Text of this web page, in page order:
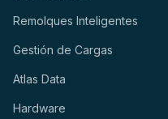
Remolques Inteligentes
Gestión de Cargas
Atlas Data
Hardware